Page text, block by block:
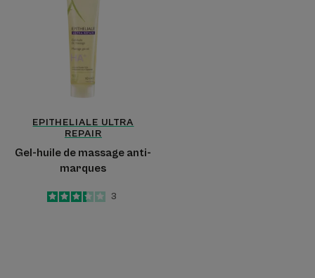
EPITHELIALE ULTRA
REPAIR
Gel-huile de massage anti-
marques
3.3
/
5
3